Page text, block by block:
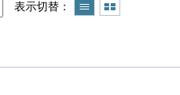
表示切替